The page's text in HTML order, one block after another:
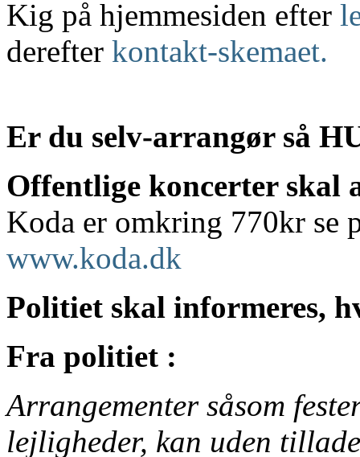
Kig på hjemmesiden efter
derefter kontakt-skemaet.
Er du selv-arrangør så
Offentlige koncerter skal
Koda er omkring 770kr se
www.koda.dk
Politiet skal informeres,
Fra politiet :
Arrangementer såsom
lejligheder, kan uden